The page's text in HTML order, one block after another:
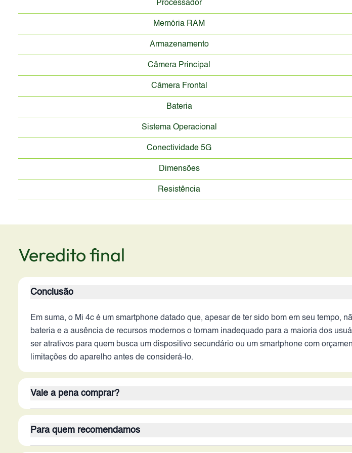
Processador
Memória RAM
Armazenamento
Câmera Principal
Câmera Frontal
Bateria
Sistema Operacional
Conectividade 5G
Dimensões
Resistência
Veredito final
Conclusão
Em suma, o Mi 4c é um smartphone datado que, apesar de ter sido bom em seu tempo,
bateria e a ausência de recursos modernos o tornam inadequado para a maioria dos
ser atrativos para quem busca um dispositivo secundário ou um smartphone com
limitações do aparelho antes de considerá-lo.
Vale a pena comprar?
design compacto e tela com boa resolução, não superam as diversas limitações, como
Considerando o mercado atual, há opções muito melhores disponíveis com preço
Para quem recomendamos